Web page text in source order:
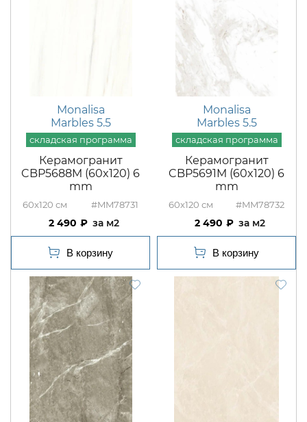
Monalisa
Marbles 5.5
Керамогранит
CBP5688M (60x120) 6
mm
60x120 #MM78731
2 490 м2
Monalisa
Marbles 5.5
Керамогранит
CBP5691M (60x120) 6
mm
60x120 #MM78732
2 490 м2